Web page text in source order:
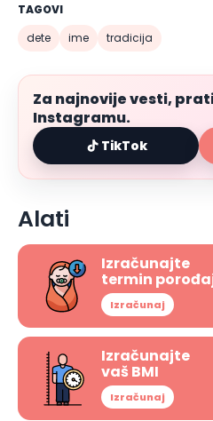
TAGOVI
dete
ime tradicija
Za najnovije vesti,
Instagramu.
TikTok
Alati
Izračunajte
termin
Izračunaj
Izračunajte
vaš BMI
Izračunaj